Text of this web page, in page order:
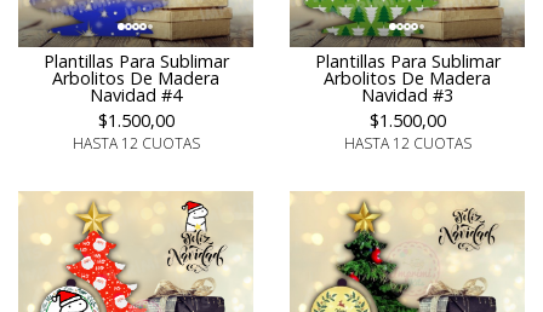
Plantillas Para Sublimar
Arbolitos De Madera
Navidad #4
$1.500,00
HASTA 12 CUOTAS
Plantillas Para Sublimar
Arbolitos De Madera
Navidad #3
$1.500,00
HASTA 12 CUOTAS